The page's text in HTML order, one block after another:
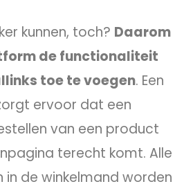
kunnen, toch? Daarom
de functionaliteit
toe te voegen. Een
ervoor dat een
van een product
terecht komt. Alle
de winkelmand worden